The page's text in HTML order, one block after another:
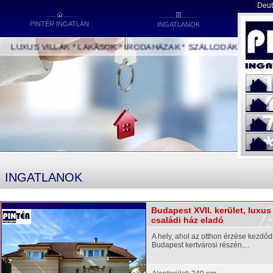
PINTÉR INGATLAN INGATLANOK
VILLÁK * LAKÁSOK * IRODAHÁZAK * SZÁLLODÁK * IPARI
INGATLANOK
Budapest XVII. kerület, luxus
családi ház eladó
A hely, ahol az otthon érzése
Budapest kertvárosi részén,...